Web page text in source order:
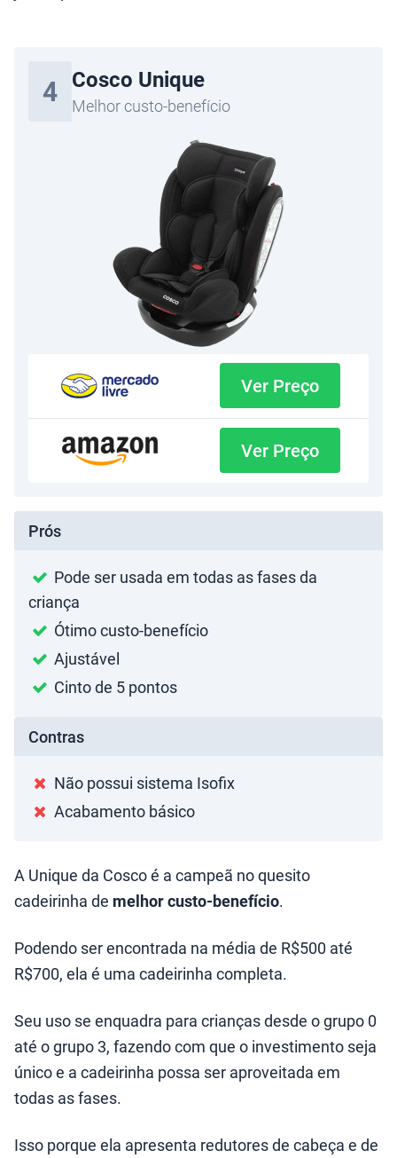
4 Cosco Unique
Melhor custo-benefício
Ver Preço
Ver Preço
Prós
Pode ser usada em todas as fases da
criança
Ótimo custo-benefício
Ajustável
Cinto de 5 pontos
Contras
Não possui sistema Isofix
Acabamento básico
A Unique da Cosco é a campeã no quesito
cadeirinha de melhor custo-benefício.
Podendo ser encontrada na média de R$500 até
R$700, ela é uma cadeirinha completa.
Seu uso se enquadra para crianças desde o grupo 0
até o grupo 3, fazendo com que o investimento seja
único e a cadeirinha possa ser aproveitada em
todas as fases.
Isso porque ela apresenta redutores de cabeça e de